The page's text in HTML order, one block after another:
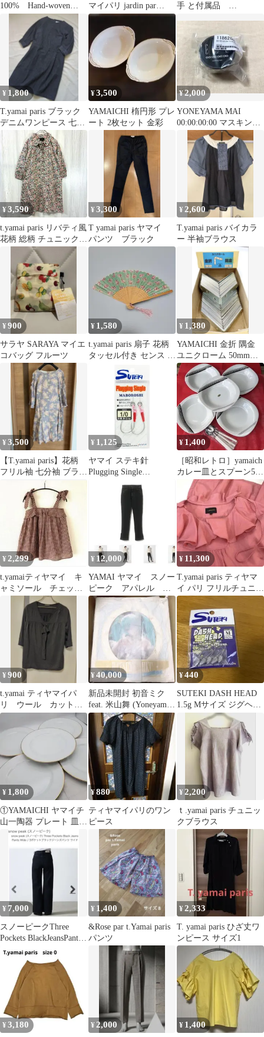
100% Hand-woven
Wild マキシ Ash
マイパリ jardin par
t.yamai paris 半袖ワンピ
ース ひざ丈 1 黒 ブラ
ック /KO ■OS
手 と付属品
¥ 1,800
T.yamai paris ブラック
デニムワンピース 七分
¥3,500
YAMAICHI 楕円形 プレ
ート 2枚セット 金彩
¥2,000
YONEYAMA MAI
00:00:00:00 マスキング
テープ / 米山舞
¥3,590
t.yamai paris リバティ風
花柄 総柄 チュニック
ワンピース 0
¥3,300
T yamai paris ヤマイ
パンツ ブラック
¥ 2,600
T.yamai paris バイカラ
ー 半袖ブラウス
¥900
サラヤ SARAYA マイエ
コバッグ フルーツ
¥ 1,580
t.yamai paris 扇子 花柄
タッセル付き センス う
¥ 1,380
YAMAICHI 金折 隅金
ユニクローム 50mm
【68個】
¥3,500
【T.yamai paris】花柄
フリル袖 七分袖 ブラウ
¥ 1,125
ヤマイ ステキ針
Plugging Single
MABOROSHI #1/0【ゆ
うパケット】
¥ 1,400
［昭和レトロ］yamaich
カレー皿とスプーン5セ
ット（長期保管）
¥2,299
t.yamaiティヤマイ キ
ャミソール チェック
柄 シャーリング
¥ 12,000
YAMAI ヤマイ スノー
ピーク アパレル デ
ニム
¥ 11,300
T.yamai paris ティヤマ
イ パリ フリルチュニッ
クワンピース 1
¥900
t.yamai ティヤマイパ
リ ウール カットソ
ー 黒 ブラック
¥40,000
新品未開封 初音ミク
feat. 米山舞 (Yoneyama
Mai)
¥440
SUTEKI DASH HEAD
1.5g Mサイズ ジグヘッ
¥ 1,800
①YAMAICHI ヤマイチ
山一陶器 プレート 皿
ホワイト 大皿 5客セッ
¥880
ティヤマイパリのワン
ピース
¥ 2,200
ｔ.yamai paris チュニッ
クブラウス
¥ 7,000
スノーピークThree
Pockets BlackJeansPants
Wide
¥ 1,400
&Rose par t.Yamai paris
パンツ
¥2,333
T. yamai paris ひざ丈ワ
ンピース サイズ1
¥3,180 ¥ 2,000 ¥ 1,400